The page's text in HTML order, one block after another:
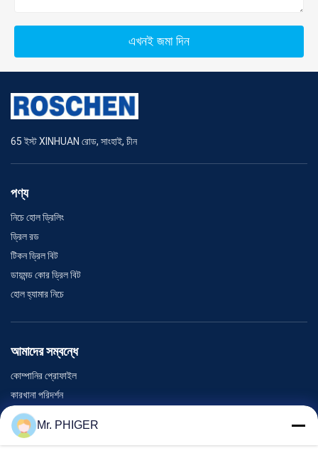
এখনই জমা দিন
65 ইস্ট XINHUAN রোড, সাংহাই, চীন
পণ্য
নিচে হোল ড্রিলিং
ড্রিল রড
টিকন ড্রিল বিট
ডায়মন্ড কোর ড্রিল বিট
হোল হ্যামার নিচে
আমাদের সম্বন্ধে
কোম্পানির প্রোফাইল
কারখানা পরিদর্শন
গুণমান নিয়ন্ত্রণ
সাইট ম্যাপ
Mr. PHIGER